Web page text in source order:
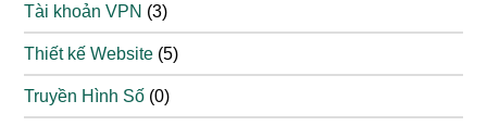
Tài khoản VPN (3)
Thiết kế Website (5)
Truyền Hình Số (0)